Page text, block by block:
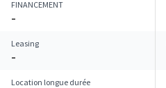
FINANCEMENT
–
Leasing
–
Location longue durée